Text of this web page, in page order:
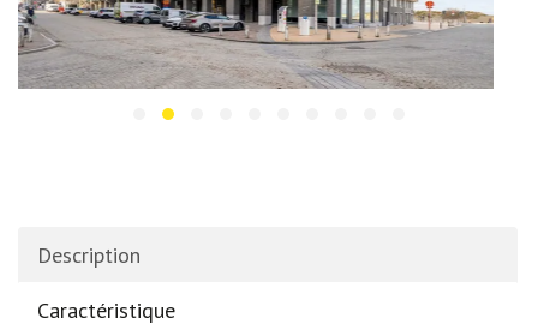
Description
Caractéristique